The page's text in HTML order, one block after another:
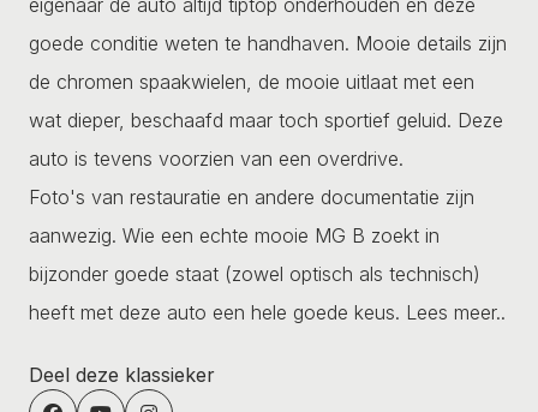
goede conditie weten te handhaven. Mooie details zijn
de chromen spaakwielen, de mooie uitlaat met een
wat dieper, beschaafd maar toch sportief geluid. Deze
auto is tevens voorzien van een overdrive.
Foto's van restauratie en andere documentatie zijn
aanwezig. Wie een echte mooie MG B zoekt in
bijzonder goede staat (zowel optisch als technisch)
heeft met deze auto een hele goede keus. Lees meer..
Deel deze klassieker